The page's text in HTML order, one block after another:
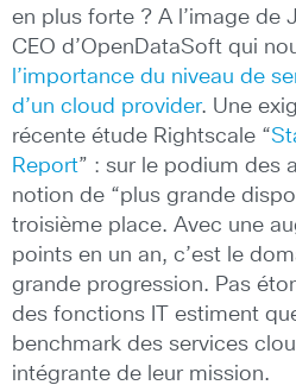
en plus forte ? A l’image de
CEO d’OpenDataSoft qui
l’importance du niveau de
d’un cloud provider. Une
récente étude Rightscale “
Report” : sur le podium des
notion de “plus grande
troisième place. Avec une
points en un an, c’est le
grande progression. Pas
des fonctions IT estiment
benchmark des services
intégrante de leur mission.